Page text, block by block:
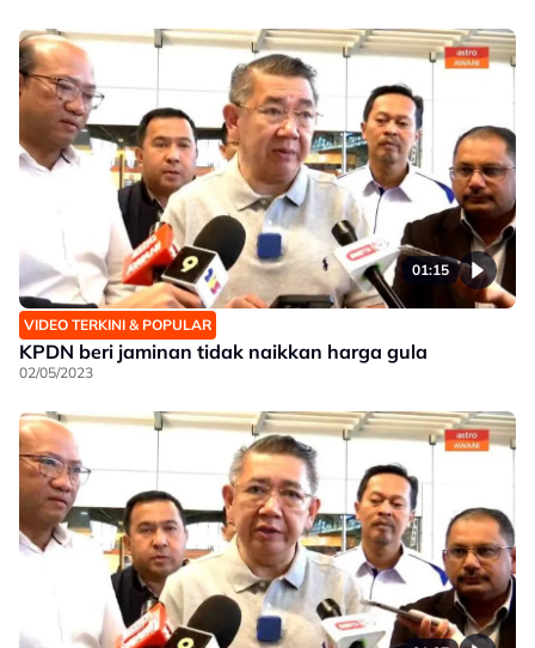
01:15
VIDEO TERKINI & POPULAR
KPDN beri jaminan tidak naikkan harga gula
02/05/2023